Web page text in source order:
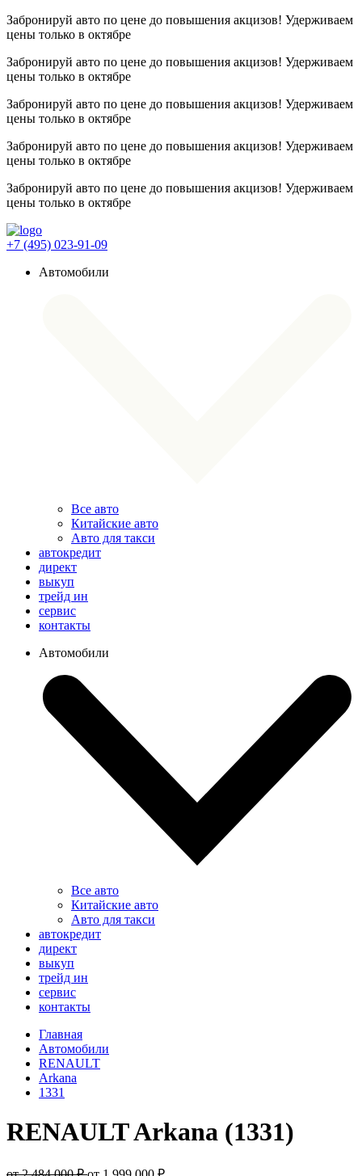
Забронируй авто по цене до повышения акцизов! Удерживаем
цены только в октябре
Забронируй авто по цене до повышения акцизов! Удерживаем
цены только в октябре
Забронируй авто по цене до повышения акцизов! Удерживаем
цены только в октябре
Забронируй авто по цене до повышения акцизов! Удерживаем
цены только в октябре
Забронируй авто по цене до повышения акцизов! Удерживаем
цены только в октябре
+7 (495) 023-91-09
Автомобили
Все авто
Китайские авто
Авто для такси
автокредит
директ
выкуп
трейд ин
сервис
контакты
Автомобили
Все авто
Китайские авто
Авто для такси
автокредит
директ
выкуп
трейд ин
сервис
контакты
Главная
Автомобили
RENAULT
Arkana
1331
RENAULT Arkana (1331)